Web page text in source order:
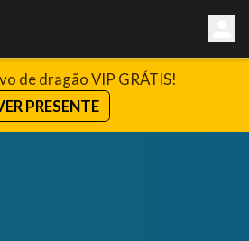
de dragão VIP GRÁTIS!
PRESENTE